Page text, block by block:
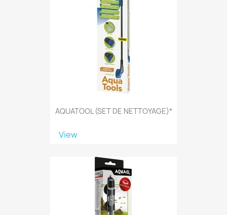
AQUATOOL (SET DE NETTOYAGE)*
View